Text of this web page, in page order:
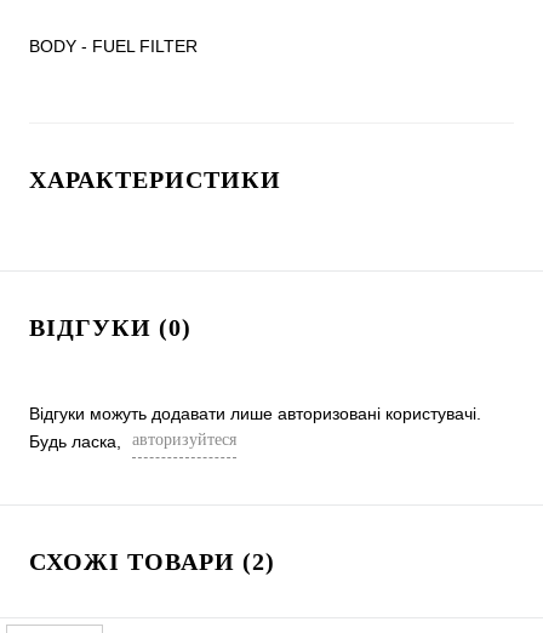
BODY - FUEL FILTER
ХАРАКТЕРИСТИКИ
ВІДГУКИ (0)
Відгуки можуть додавати лише авторизовані користувачі.
Будь ласка,
авторизуйтеся
СХОЖІ ТОВАРИ (2)